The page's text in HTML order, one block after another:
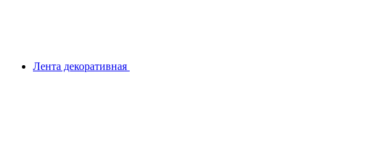
Лента декоративная